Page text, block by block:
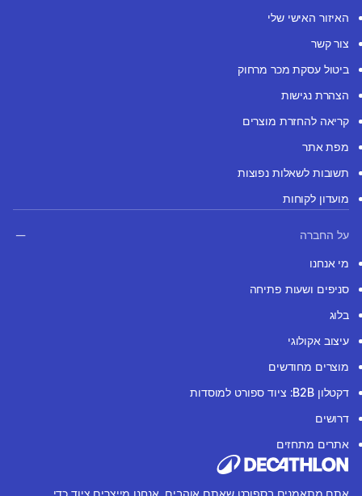
האיזור האישי שלי
צור קשר
ביטול עסקת מכר מרחוק
הצהרת נגישות
קריאה להחזרת מוצרים
מפת אתר
תשובות לשאלות נפוצות
מועדון לקוחות
על החברה
מי אנחנו
סניפים ושעות פתיחה
בלוג
עיצוב אקולוגי
מוצרים מחודשים
דקטלון B2B: ציוד ספורט למוסדות
דרושים
אתרים מתחזים
אתם מתאמנים בספורט שאתם אוהבים, אנחנו מייצרים ציוד כדי